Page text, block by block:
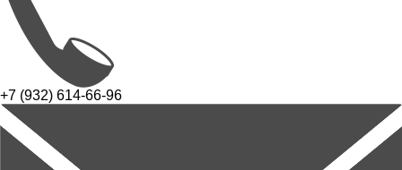
+7 (932) 614-66-96